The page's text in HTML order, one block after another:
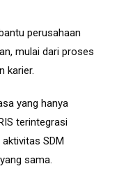
perusahaan
mulai dari proses
karier.
yang hanya
terintegrasi
SDM
sama.